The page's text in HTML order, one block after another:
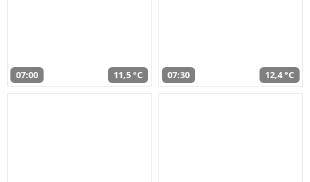
07:00 11,5 °C 07:30 12,4 °C